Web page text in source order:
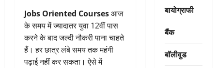
Jobs Oriented Coursesआज
के समय में ज्यादातर युवा 12वीं पास
करने के बाद जल्दी नौकरी पाना चाहते
हैं। हर छात्र लंबे समय तक महंगी
पढ़ाई नहीं कर सकता। ऐसे में
बायोग्राफी
बैंक
बॉलीवुड